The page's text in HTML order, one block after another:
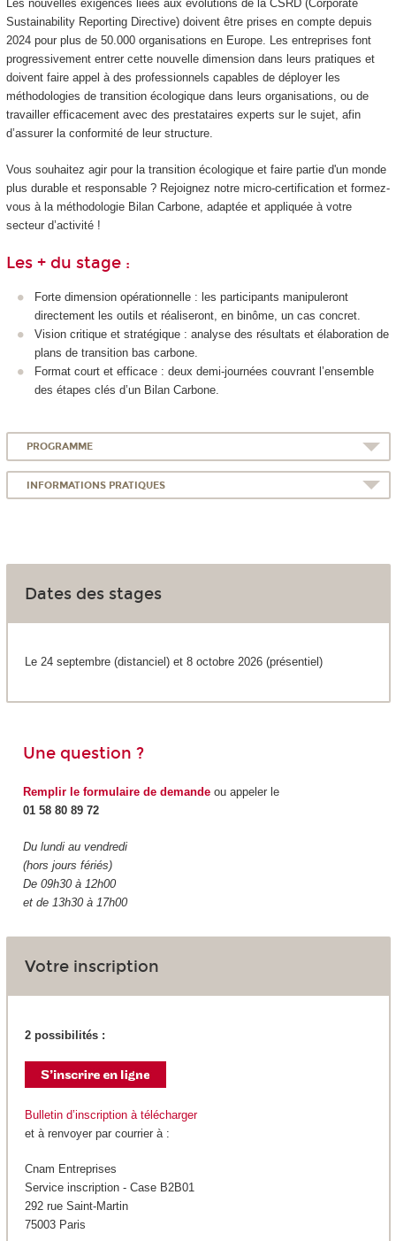
Les nouvelles exigences liées aux évolutions de la CSRD (Corporate
Sustainability Reporting Directive) doivent être prises en compte depuis
2024 pour plus de 50.000 organisations en Europe. Les entreprises font
progressivement entrer cette nouvelle dimension dans leurs pratiques et
doivent faire appel à des professionnels capables de déployer les
méthodologies de transition écologique dans leurs organisations, ou de
travailler efficacement avec des prestataires experts sur le sujet, afin
d’assurer la conformité de leur structure.
Vous souhaitez agir pour la transition écologique et faire partie d'un monde
plus durable et responsable ? Rejoignez notre micro-certification et formez-
vous à la méthodologie Bilan Carbone, adaptée et appliquée à votre
secteur d’activité !
Les + du stage :
Forte dimension opérationnelle : les participants manipuleront
directement les outils et réaliseront, en binôme, un cas concret.
Vision critique et stratégique : analyse des résultats et élaboration de
plans de transition bas carbone.
Format court et efficace : deux demi-journées couvrant l’ensemble
des étapes clés d’un Bilan Carbone.
PROGRAMME
INFORMATIONS PRATIQUES
Dates des stages
Le 24 septembre (distanciel) et 8 octobre 2026 (présentiel)
Une question ?
Remplir le formulaire de demandeou appeler le
01 58 80 89 72
Du lundi au vendredi
(hors jours fériés)
De 09h30 à 12h00
et de 13h30 à 17h00
Votre inscription
2 possibilités :
Bulletin d’inscription à télécharger
et à renvoyer par courrier à :
Cnam Entreprises
Service inscription - Case B2B01
292 rue Saint-Martin
75003 Paris